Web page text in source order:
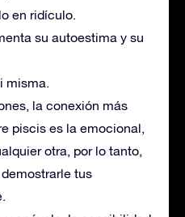
en ridículo.
su autoestima y su
misma.
la conexión más
piscis es la emocional,
otra, por lo tanto,
tus